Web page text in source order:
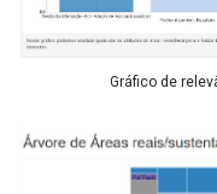
Gráfico de